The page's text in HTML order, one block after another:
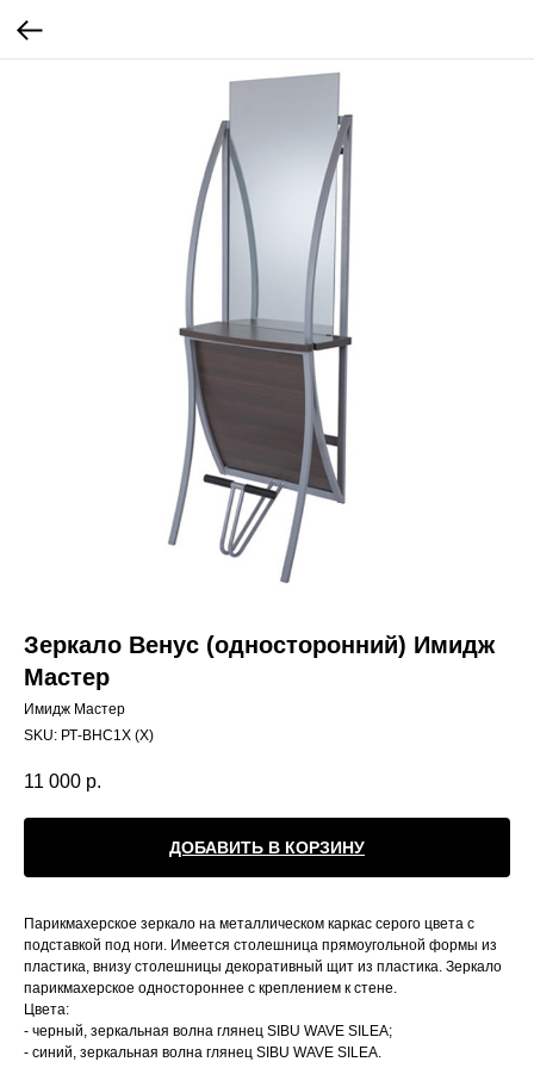
Зеркало Венус (односторонний) Имидж
Мастер
Имидж Мастер
SKU: РТ-ВНС1Х (Х)
11 000 р.
ДОБАВИТЬ В КОРЗИНУ
Парикмахерское зеркало на металлическом каркас серого цвета с
подставкой под ноги. Имеется столешница прямоугольной формы из
пластика, внизу столешницы декоративный щит из пластика. Зеркало
парикмахерское одностороннее с креплением к стене.
Цвета:
- черный, зеркальная волна глянец SIBU WAVE SILEA;
- синий, зеркальная волна глянец SIBU WAVE SILEA.